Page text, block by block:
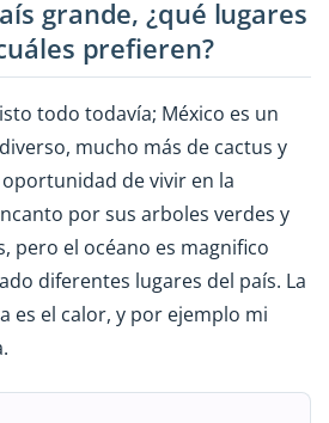
grande, ¿qué lugares
prefieren?
todo todavía; México es un
mucho más de cactus y
de vivir en la
por sus arboles verdes y
pero el océano es magnifico
diferentes lugares del país. La
es el calor, y por ejemplo mi